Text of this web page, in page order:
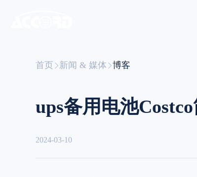
首页 新闻 & 媒体 博客
ups备用电池
2024-03-10